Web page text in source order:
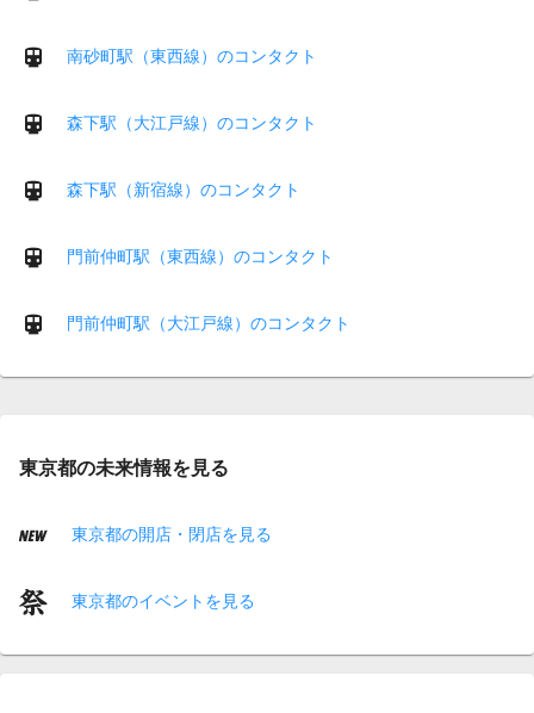
南砂町駅（東西線）のコンタクト
森下駅（大江戸線）のコンタクト
森下駅（新宿線）のコンタクト
門前仲町駅（東西線）のコンタクト
門前仲町駅（大江戸線）のコンタクト
東京都の未来情報を見る
東京都の開店・閉店を見る
東京都のイベントを見る